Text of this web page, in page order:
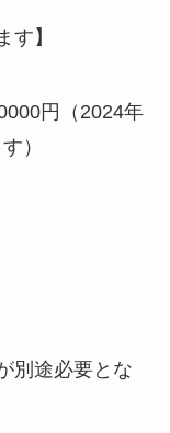
す】
円（2024年
）
別途必要とな